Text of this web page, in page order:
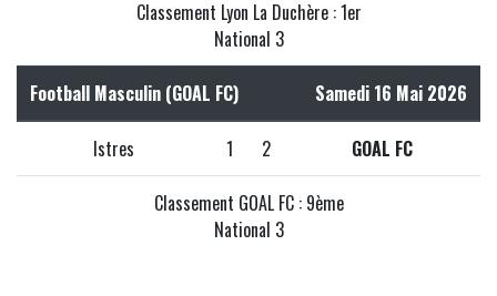
Classement Lyon La Duchère : 1er
National 3
Football Masculin (GOAL FC) Samedi 16 Mai 2026
Istres 1 2 GOAL FC
Classement GOAL FC : 9ème
National 3